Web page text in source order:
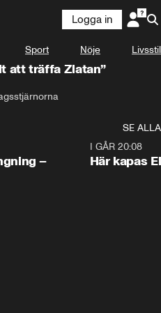
Logga in
Sport Nöje Livsstil
att träffa Zlatan”
SE ALLA
–
I GÅR 20:08
Här kapas